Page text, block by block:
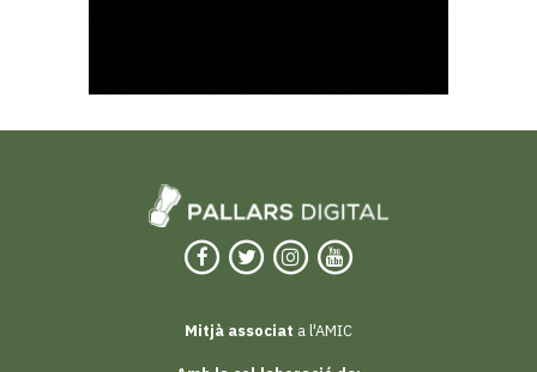
Mitjà associat a l'AMIC